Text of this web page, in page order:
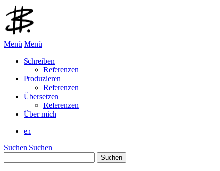
Menü Menü
Schreiben
Referenzen
Produzieren
Referenzen
Übersetzen
Referenzen
Über mich
en
Suchen Suchen
nach: